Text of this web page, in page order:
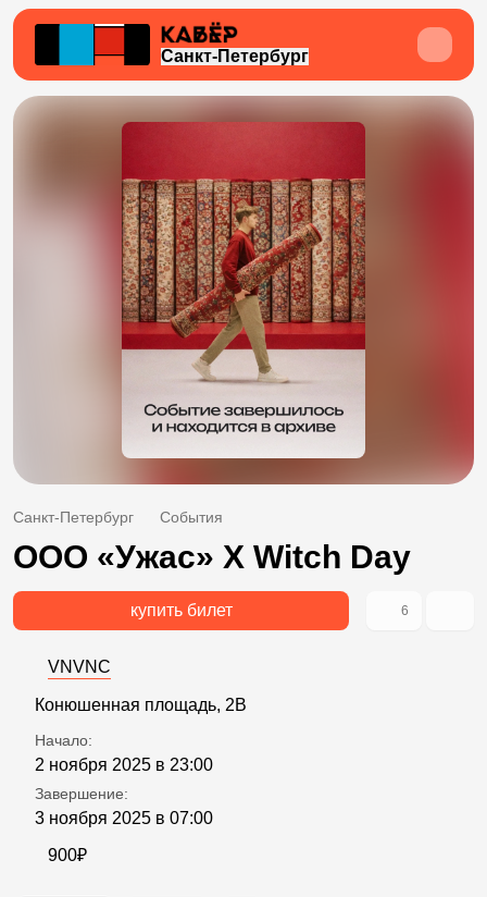
Санкт-Петербург
Санкт-Петербург События
ООО «Ужас» X Witch Day
купить билет 6
VNVNC
Конюшенная площадь, 2В
Начало:
2 ноября 2025 в 23:00
Завершение:
3 ноября 2025 в 07:00
900₽